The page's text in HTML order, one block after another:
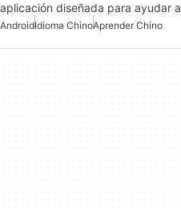
aplicación diseñada para ayudar
AndroidIdioma ChinoAprender Chino